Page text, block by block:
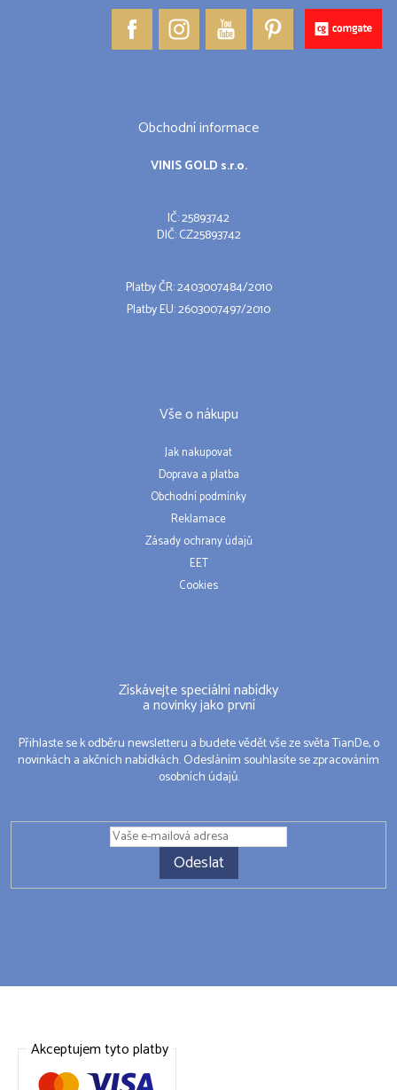
Obchodní informace
VINIS GOLD s.r.o.
IČ: 25893742
DIČ: CZ25893742
Platby ČR: 2403007484/2010
Platby EU: 2603007497/2010
Vše o nákupu
Jak nakupovat
Doprava a platba
Obchodní podmínky
Reklamace
Zásady ochrany údajů
EET
Cookies
Získávejte speciální nabídky
a novinky jako první
Přihlaste se k odběru newsletteru a budete vědět vše ze světa TianDe, o
novinkách a akčních nabídkách. Odesláním souhlasíte se zpracováním
osobních údajů.
Odeslat
Akceptujem tyto platby